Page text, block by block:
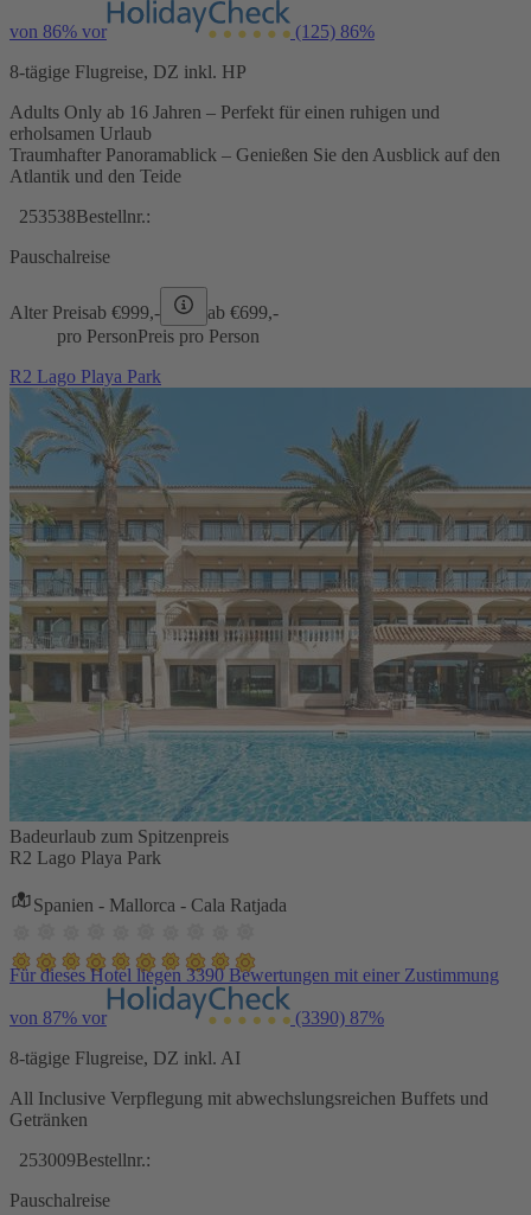
von 86% vor (125) 86%
8-tägige Flugreise, DZ inkl. HP
Adults Only ab 16 Jahren – Perfekt für einen ruhigen und
erholsamen Urlaub
Traumhafter Panoramablick – Genießen Sie den Ausblick auf den
Atlantik und den Teide
253538Bestellnr.:
Pauschalreise
Alter Preisab €999,- ab €699,-
pro PersonPreis pro Person
R2 Lago Playa Park
Badeurlaub zum Spitzenpreis
R2 Lago Playa Park
Spanien - Mallorca - Cala Ratjada
Für dieses Hotel liegen 3390 Bewertungen mit einer Zustimmung
von 87% vor (3390) 87%
8-tägige Flugreise, DZ inkl. AI
All Inclusive Verpflegung mit abwechslungsreichen Buffets und
Getränken
253009Bestellnr.:
Pauschalreise